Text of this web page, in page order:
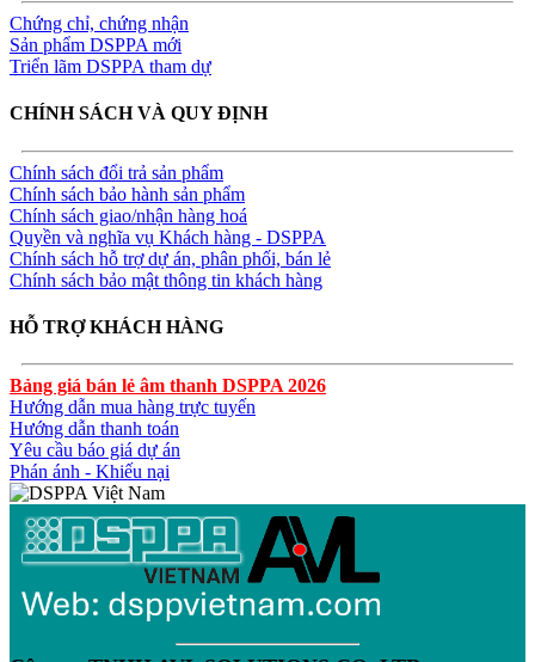
Chứng chỉ, chứng nhận
Sản phẩm DSPPA mới
Triển lãm DSPPA tham dự
CHÍNH SÁCH VÀ QUY ĐỊNH
Chính sách đổi trả sản phẩm
Chính sách bảo hành sản phẩm
Chính sách giao/nhận hàng hoá
Quyền và nghĩa vụ Khách hàng - DSPPA
Chính sách hỗ trợ dự án, phân phối, bán lẻ
Chính sách bảo mật thông tin khách hàng
HỖ TRỢ KHÁCH HÀNG
Bảng giá bán lẻ âm thanh DSPPA 2026
Hướng dẫn mua hàng trực tuyến
Hướng dẫn thanh toán
Yêu cầu báo giá dự án
Phán ánh - Khiếu nại